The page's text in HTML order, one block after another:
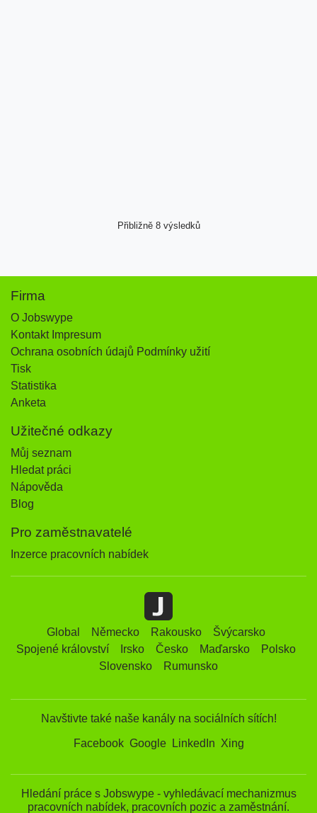
Přibližně 8 výsledků
Firma
O Jobswype
Kontakt Impresum
Ochrana osobních údajů Podmínky užití
Tisk
Statistika
Anketa
Užitečné odkazy
Můj seznam
Hledat práci
Nápověda
Blog
Pro zaměstnavatelé
Inzerce pracovních nabídek
Global Německo Rakousko
Švýcarsko
Spojené království
Irsko Česko Maďarsko
Polsko
Slovensko
Rumunsko
Navštivte také naše kanály na sociálních sítích!
Facebook Google LinkedIn Xing
Hledání práce s Jobswype - vyhledávací mechanizmus
pracovních nabídek, pracovních pozic a zaměstnání.